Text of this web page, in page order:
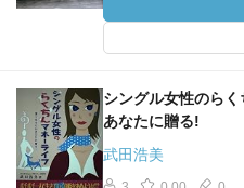
シングル女性のら
あなたに贈る!
武田浩美